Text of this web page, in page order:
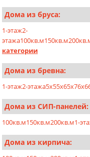
Дома из бруса:
1-этаж2-
этажа100кв.м150кв.м
категории
Дома из бревна:
1-этаж2-этажа5x55x65x76x6
Дома из СИП-панелей:
100кв.м150кв.м200кв.м1-
Дома из кирпича: